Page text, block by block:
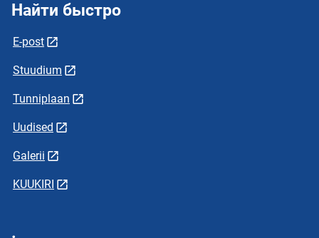
Найти быстро
E-post
Stuudium
Tunniplaan
Uudised
Galerii
KUUKIRI
.